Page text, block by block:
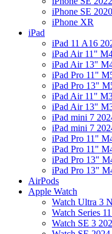
iPhone SE 2020
iPhone XR
iPad
iPad 11 A16
iPad Air 11"
iPad Air 13"
iPad Pro 11"
iPad Pro 13"
iPad Air 11"
iPad Air 13"
iPad mini 7
iPad mini 7
iPad Pro 11"
iPad Pro 11"
iPad Pro 13"
iPad Pro 13"
AirPods
Apple Watch
Watch Ultra 3
Watch Series
Watch SE 3